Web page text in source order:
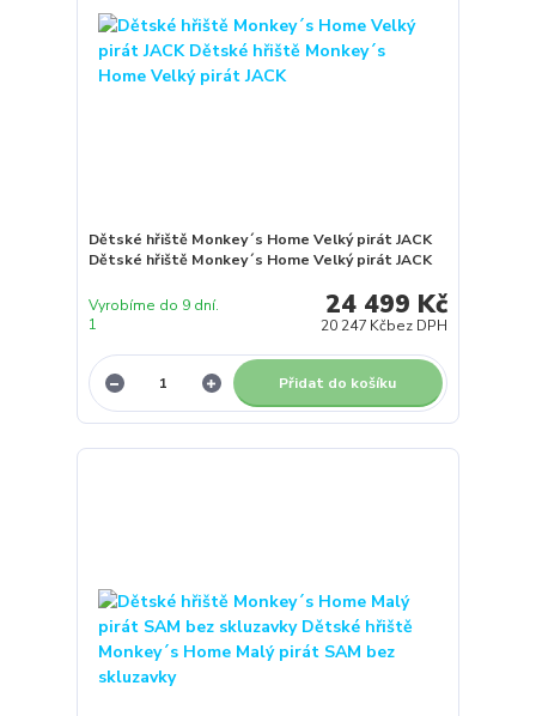
Dětské hřiště Monkey´s Home Velký pirát JACK
Dětské hřiště Monkey´s Home Velký pirát JACK
24 499 Kč
20 247 Kčbez DPH
Vyrobíme do 9 dní.
1
Přidat do košíku